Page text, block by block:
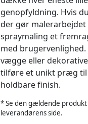
genopfyldning. Hvis
der gør
spraymaling et
med brugervenlighed.
vægge eller
tilføre et unikt præg til
holdbare finish.
* Se den gældende
leverandørens side.